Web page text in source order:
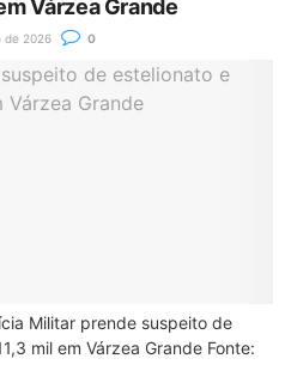
Várzea Grande
de 2026 0
Militar prende suspeito de
mil em Várzea Grande Fonte: